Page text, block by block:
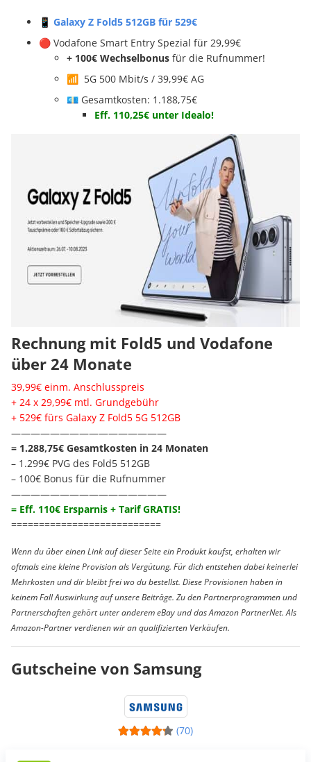
📱 Galaxy Z Fold5 512GB für 529€
🔴 Vodafone Smart Entry Spezial für 29,99€
+ 100€ Wechselbonus für die Rufnummer!
📶 5G 500 Mbit/s / 39,99€ AG
💶 Gesamtkosten: 1.188,75€
Eff. 110,25€ unter Idealo!
Rechnung mit Fold5 und Vodafone
über 24 Monate
39,99€ einm. Anschlusspreis
+ 24 x 29,99€ mtl. Grundgebühr
+ 529€ fürs Galaxy Z Fold5 5G 512GB
————————————————
= 1.288,75€ Gesamtkosten in 24 Monaten
– 1.299€ PVG des Fold5 512GB
– 100€ Bonus für die Rufnummer
————————————————
= Eff. 110€ Ersparnis + Tarif GRATIS!
===========================
Wenn du über einen Link auf dieser Seite ein Produkt kaufst, erhalten wir
oftmals eine kleine Provision als Vergütung. Für dich entstehen dabei keinerlei
Mehrkosten und dir bleibt frei wo du bestellst. Diese Provisionen haben in
keinem Fall Auswirkung auf unsere Beiträge. Zu den Partnerprogrammen und
Partnerschaften gehört unter anderem eBay und das Amazon PartnerNet. Als
Amazon-Partner verdienen wir an qualifizierten Verkäufen.
Gutscheine von Samsung
(70)